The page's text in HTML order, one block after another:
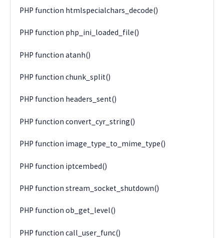
PHP function htmlspecialchars_decode()
PHP function php_ini_loaded_file()
PHP function atanh()
PHP function chunk_split()
PHP function headers_sent()
PHP function convert_cyr_string()
PHP function image_type_to_mime_type()
PHP function iptcembed()
PHP function stream_socket_shutdown()
PHP function ob_get_level()
PHP function call_user_func()